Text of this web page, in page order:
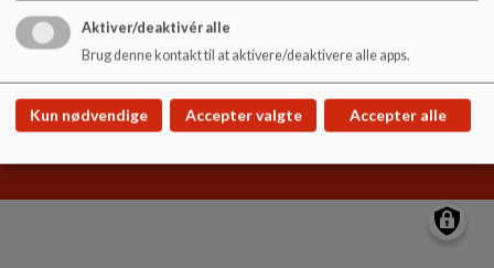
Cookie politik
Aktiver/deaktivér alle
Brug denne kontakt til at aktivere/deaktivere alle apps.
Kun nødvendige Accepter valgte Accepter alle